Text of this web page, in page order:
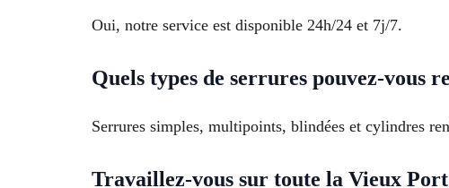
Oui, notre service est disponible 24h/24 et 7j/7.
Quels types de serrures pouvez-vous
Serrures simples, multipoints, blindées et cylindres
Travaillez-vous sur toute la Vieux